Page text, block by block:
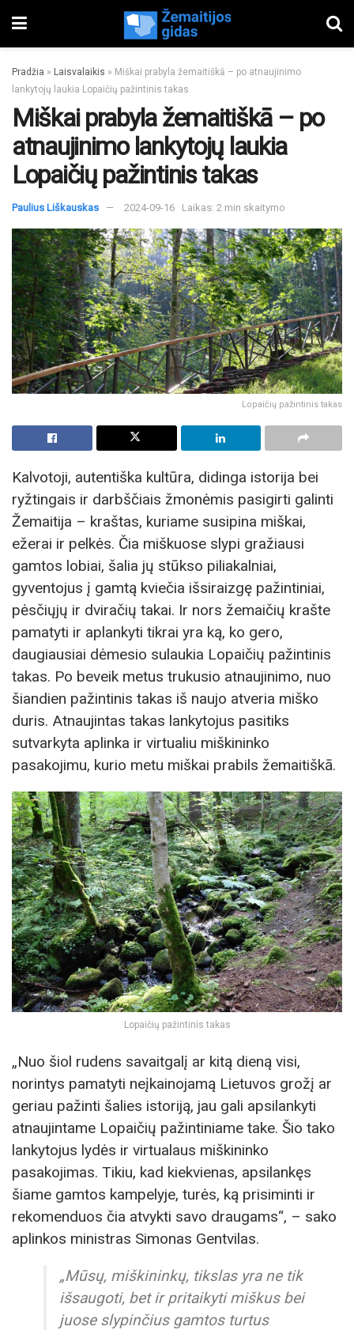
Pradžia » Laisvalaikis » Miškai prabyla žemaitiškā – po atnaujinimo
lankytojų laukia Lopaičių pažintinis takas
Miškai prabyla žemaitiškā – po
atnaujinimo lankytojų laukia
Lopaičių pažintinis takas
Paulius Liškauskas 2024-09-16 Laikas: 2 min skaitymo
Lopaičių pažintinis takas
Kalvotoji, autentiška kultūra, didinga istorija bei
ryžtingais ir darbščiais žmonėmis pasigirti galinti
Žemaitija – kraštas, kuriame susipina miškai,
ežerai ir pelkės. Čia miškuose slypi gražiausi
gamtos lobiai, šalia jų stūkso piliakalniai,
gyventojus į gamtą kviečia išsiraizgę pažintiniai,
pėsčiųjų ir dviračių takai. Ir nors žemaičių krašte
pamatyti ir aplankyti tikrai yra ką, ko gero,
daugiausiai dėmesio sulaukia Lopaičių pažintinis
takas. Po beveik metus trukusio atnaujinimo, nuo
šiandien pažintinis takas iš naujo atveria miško
duris. Atnaujintas takas lankytojus pasitiks
sutvarkyta aplinka ir virtualiu miškininko
pasakojimu, kurio metu miškai prabils žemaitiškā.
Lopaičių pažintinis takas
„Nuo šiol rudens savaitgalį ar kitą dieną visi,
norintys pamatyti neįkainojamą Lietuvos grožį ar
geriau pažinti šalies istoriją, jau gali apsilankyti
atnaujintame Lopaičių pažintiniame take. Šio tako
lankytojus lydės ir virtualaus miškininko
pasakojimas. Tikiu, kad kiekvienas, apsilankęs
šiame gamtos kampelyje, turės, ką prisiminti ir
rekomenduos čia atvykti savo draugams“, – sako
aplinkos ministras Simonas Gentvilas.
„Mūsų, miškininkų, tikslas yra ne tik
išsaugoti, bet ir pritaikyti miškus bei
juose slypinčius gamtos turtus